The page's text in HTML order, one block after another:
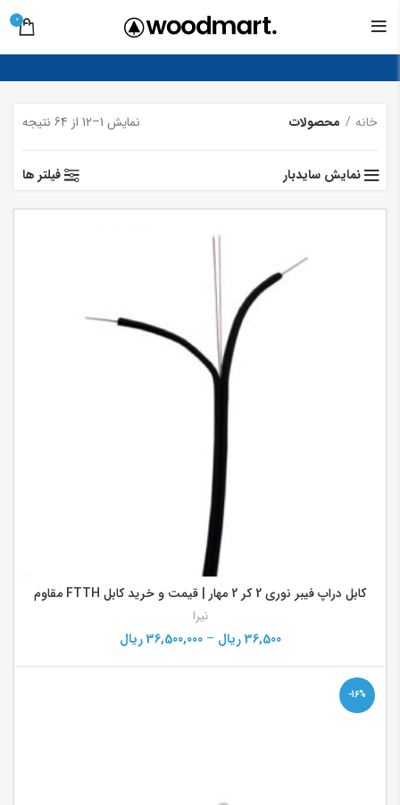
0
خانه محصولات نمایش 1–12 از 64 نتیجه
نمایش سایدبار فیلتر ها
کابل دراپ فیبر نوری 2 کر 2 مهار | قیمت و خرید کابل FTTH مقاوم
نیرا
36,500 ریال –
36,500,000 ریال
-16%